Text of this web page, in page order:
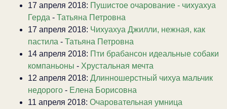
17 апреля 2018: Пушистое очарование - чихуахуа
Герда - Татьяна Петровна
17 апреля 2018: Чихуахуа Джилли, нежная, как
пастила - Татьяна Петровна
14 апреля 2018: Пти брабансон идеальные собаки
компаньоны - Хрустальная мечта
12 апреля 2018: Длинношерстный чихуа мальчик
недорого - Елена Борисовна
11 апреля 2018: Очаровательная умница